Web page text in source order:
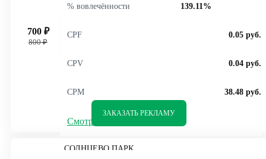
% вовлечённости 139.11%
CPF 0.05 руб.
CPV 0.04 руб.
CPM 38.48 руб.
Смотреть статистику
700 ₽
800 ₽
ЗАКАЗАТЬ РЕКЛАМУ
СОЛНЦЕВО ПАРК